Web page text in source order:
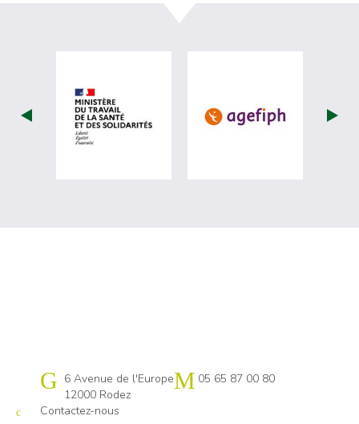
visiter les site de Ministère du travail
visiter les
Cap emploi 12
6 Avenue de l'Europe
12000 Rodez
05 65 87 00 80
Contactez-nous